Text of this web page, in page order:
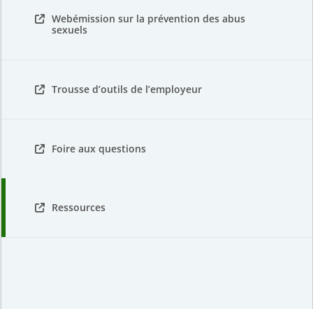
Webémission sur la prévention des abus
sexuels
Trousse d’outils de l’employeur
Foire aux questions
Ressources